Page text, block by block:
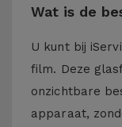
Wat is de
U kunt bij
film. Deze
onzichtbare
apparaat,